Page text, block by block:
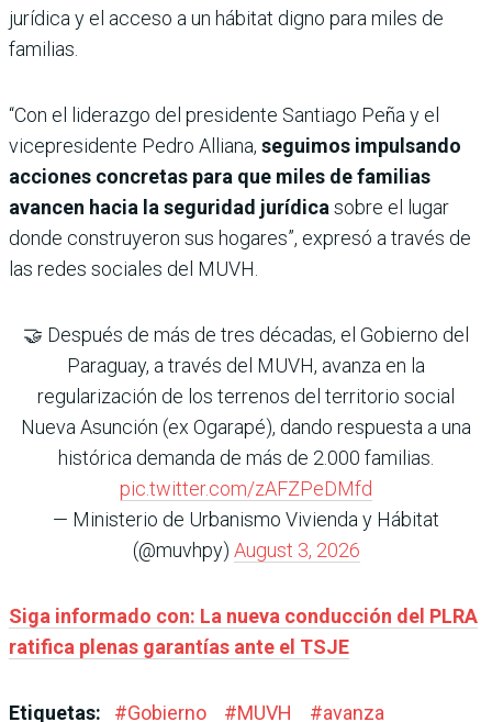
jurídica y el acceso a un hábitat digno para miles de
familias.
“Con el liderazgo del presidente Santiago Peña y el
vicepresidente Pedro Alliana, seguimos impulsando
acciones concretas para que miles de familias
avancen hacia la seguridad jurídica sobre el lugar
donde construyeron sus hogares”, expresó a través de
las redes sociales del MUVH.
🤝 Después de más de tres décadas, el Gobierno del
Paraguay, a través del MUVH, avanza en la
regularización de los terrenos del territorio social
Nueva Asunción (ex Ogarapé), dando respuesta a una
histórica demanda de más de 2.000 familias.
pic.twitter.com/zAFZPeDMfd
— Ministerio de Urbanismo Vivienda y Hábitat
(@muvhpy) August 3, 2026
Siga informado con: La nueva conducción del PLRA
ratifica plenas garantías ante el TSJE
Etiquetas: #Gobierno #MUVH #avanza